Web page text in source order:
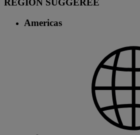
RÉGION SUGGÉRÉE
Americas